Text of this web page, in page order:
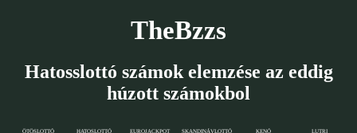
TheBzzs
Hatosslottó számok elemzése az eddig
húzott számokbol
ÖTÖSLOTTÓ HATOSLOTTÓ EUROJACKPOT SKANDINÁVLOTTÓ KENÓ LUTRI